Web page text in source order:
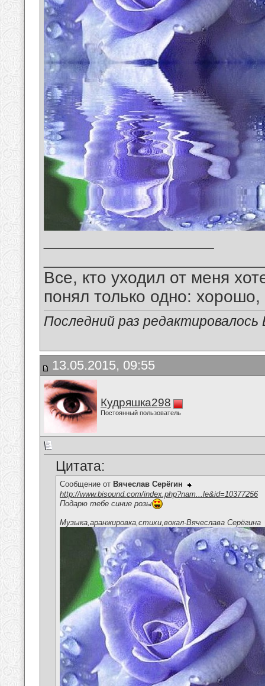
Все, кто уходил от меня
понял только одно:
Последний раз
13.05.2015, 09:55
Кудряшка298
Постоянный пользователь
Цитата:
Сообщение от Вячеслав Серёгин
http://www.bisound.com/index.php?nam...le&id=10377256
Подарю тебе синие розы
Музыка,аранжировка,стихи,вокал-Вячеслава Серёгина